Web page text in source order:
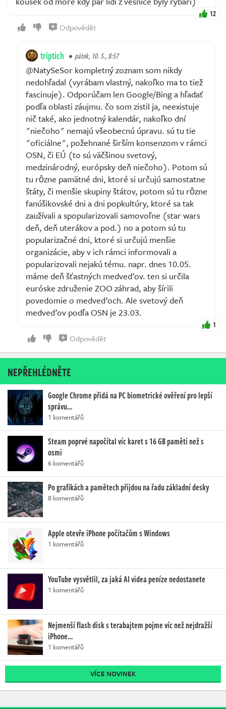
12
Odpovědět
triptich pátek, 10. 5., 8:57
@NatySeSor kompletný zoznam som nikdy
nedohľadal (vyrábam vlastný, nakoľko ma to tiež
fascinuje). Odporúčam len Google/Bing a hľadať
podľa oblasti záujmu. čo som zistil ja, neexistuje
nič také, ako jednotný kalendár, nakoľko dní
"niečoho" nemajú všeobecnú úpravu. sú tu tie
"oficiálne", požehnané širším konsenzom v rámci
OSN, či EÚ (to sú väčšinou svetový,
medzinárodný, európsky deň niečoho). Potom sú
tu rôzne pamätné dni, ktoré si určujú samostatne
štáty, či menšie skupiny štátov, potom sú tu rôzne
fanúšikovské dni a dni popkultúry, ktoré sa tak
zaužívali a spopularizovali samovoľne (star wars
deň, deň uterákov a pod.) no a potom sú tu
popularizačné dni, ktoré si určujú menšie
organizácie, aby v ich rámci informovali a
popularizovali nejakú tému. napr. dnes 10.05.
máme deň šťastných medveďov. ten si určila
euróske združenie ZOO záhrad, aby šírili
povedomie o medveďoch. Ale svetový deň
medveďov podľa OSN je 23.03.
1
Odpovědět
NEPŘEHLÉDNĚTE
Google Chrome přidá na PC biometrické ověření pro lepší
správu…
1 komentářů
Steam poprvé napočítal víc karet s 16 GB paměti než s
osmi
6 komentářů
Po grafikách a pamětech přijdou na řadu základní desky
8 komentářů
Apple otevře iPhone počítačům s Windows
1 komentářů
YouTube vysvětlil, za jaká AI videa peníze nedostanete
1 komentářů
Nejmenší flash disk s terabajtem pojme víc než nejdražší
iPhone…
1 komentářů
VÍCE NOVINEK